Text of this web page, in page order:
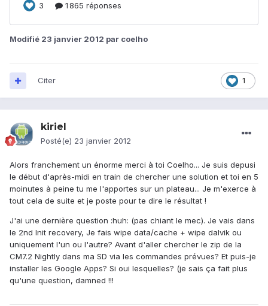
Modifié 23 janvier 2012 par coelho
1
Citer
kiriel
Posté(e) 23 janvier 2012
Alors franchement un énorme merci à toi Coelho... Je suis depusi
le début d'après-midi en train de chercher une solution et toi en 5
moinutes à peine tu me l'apportes sur un plateau... Je m'exerce à
tout cela de suite et je poste pour te dire le résultat !
J'ai une dernière question :huh: (pas chiant le mec). Je vais dans
le 2nd Init recovery, Je fais wipe data/cache + wipe dalvik ou
uniquement l'un ou l'autre? Avant d'aller chercher le zip de la
CM7.2 Nightly dans ma SD via les commandes prévues? Et puis-je
installer les Google Apps? Si oui lesquelles? (je sais ça fait plus
qu'une question, damned !!!